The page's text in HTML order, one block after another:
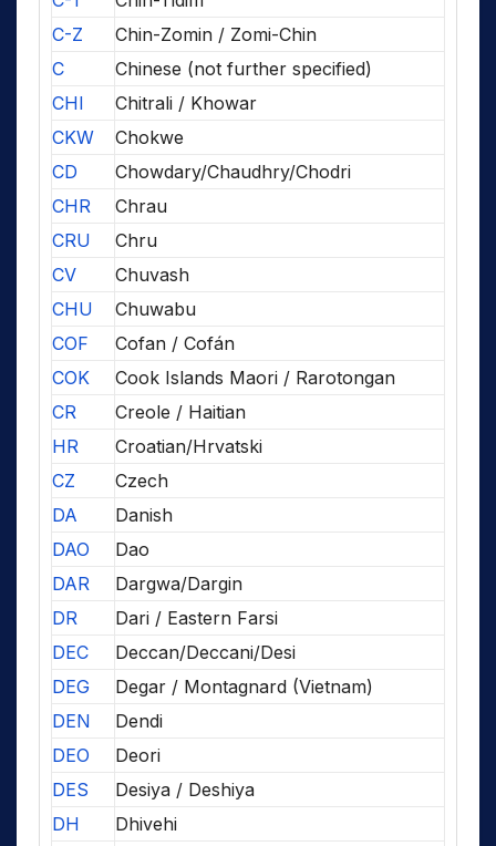
C-Z
Chin-Zomin / Zomi-Chin
C
Chinese (not further specified)
CHI
Chitrali / Khowar
CKW
Chokwe
CD
Chowdary/Chaudhry/Chodri
CHR
Chrau
CRU
Chru
CV
Chuvash
CHU
Chuwabu
COF
Cofan / Cofán
COK
Cook Islands Maori / Rarotongan
CR
Creole / Haitian
HR
Croatian/Hrvatski
CZ
Czech
DA
Danish
DAO
Dao
DAR
Dargwa/Dargin
DR
Dari / Eastern Farsi
DEC
Deccan/Deccani/Desi
DEG
Degar / Montagnard (Vietnam)
DEN
Dendi
DEO
Deori
DES
Desiya / Deshiya
DH
Dhivehi